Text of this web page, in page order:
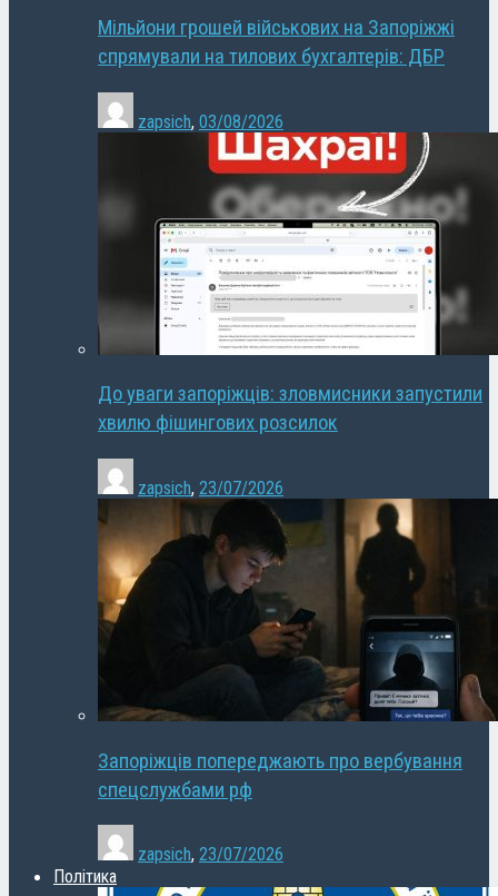
Мільйони грошей військових на Запоріжжі
спрямували на тилових бухгалтерів: ДБР
zapsich, 03/08/2026
До уваги запоріжців: зловмисники запустили
хвилю фішингових розсилок
zapsich, 23/07/2026
Запоріжців попереджають про вербування
спецслужбами рф
zapsich, 23/07/2026
Політика